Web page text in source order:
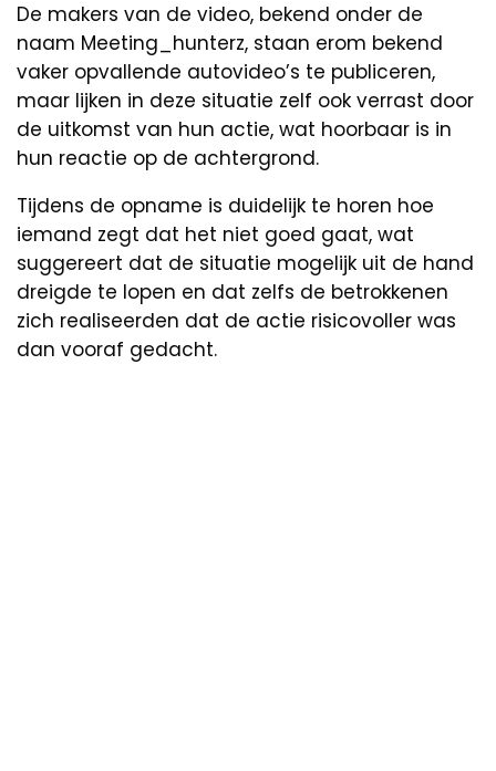
De makers van de video, bekend onder de
naam Meeting_hunterz, staan erom bekend
vaker opvallende autovideo’s te publiceren,
maar lijken in deze situatie zelf ook verrast door
de uitkomst van hun actie, wat hoorbaar is in
hun reactie op de achtergrond.
Tijdens de opname is duidelijk te horen hoe
iemand zegt dat het niet goed gaat, wat
suggereert dat de situatie mogelijk uit de hand
dreigde te lopen en dat zelfs de betrokkenen
zich realiseerden dat de actie risicovoller was
dan vooraf gedacht.